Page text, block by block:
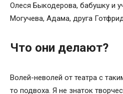
Олеся Быкодерова, бабушку и
Могучева, Адама, друга
Что они делают?
Волей-неволей от театра с
то подвоха. Я не знаток